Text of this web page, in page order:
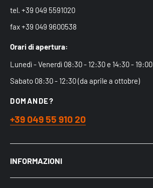
tel. +39 049 5591020
fax +39 049 9600538
Orari di apertura:
Lunedì - Venerdì 08:30 - 12:30 e 14:30 - 19:00
Sabato 08:30 - 12:30 (da aprile a ottobre)
DOMANDE?
+39 049 55 910 20
INFORMAZIONI
Chi siamo